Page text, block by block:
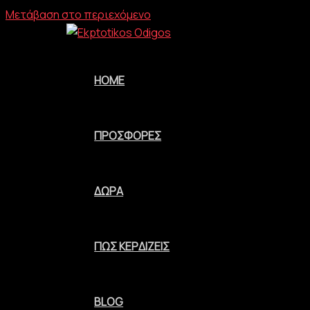
Μετάβαση στο περιεχόμενο
HOME
ΠΡΟΣΦΟΡΈΣ
ΔΏΡΑ
ΠΩΣ ΚΕΡΔΊΖΕΙΣ
BLOG